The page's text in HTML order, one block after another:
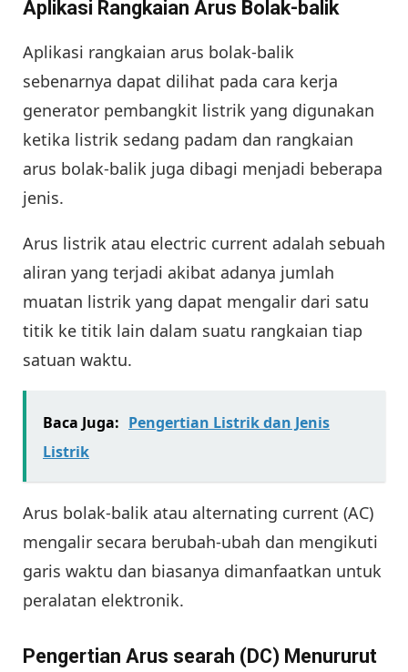
Aplikasi Rangkaian Arus Bolak-balik
Aplikasi rangkaian arus bolak-balik
sebenarnya dapat dilihat pada cara kerja
generator pembangkit listrik yang digunakan
ketika listrik sedang padam dan rangkaian
arus bolak-balik juga dibagi menjadi beberapa
jenis.
Arus listrik atau electric current adalah sebuah
aliran yang terjadi akibat adanya jumlah
muatan listrik yang dapat mengalir dari satu
titik ke titik lain dalam suatu rangkaian tiap
satuan waktu.
Baca Juga: Pengertian Listrik dan Jenis
Listrik
Arus bolak-balik atau alternating current (AC)
mengalir secara berubah-ubah dan mengikuti
garis waktu dan biasanya dimanfaatkan untuk
peralatan elektronik.
Pengertian Arus searah (DC) Menururut